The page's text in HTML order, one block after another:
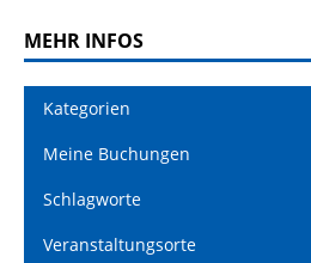
MEHR INFOS
Kategorien
Meine Buchungen
Schlagworte
Veranstaltungsorte